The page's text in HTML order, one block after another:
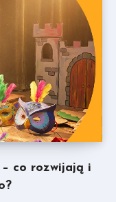
co rozwijają i